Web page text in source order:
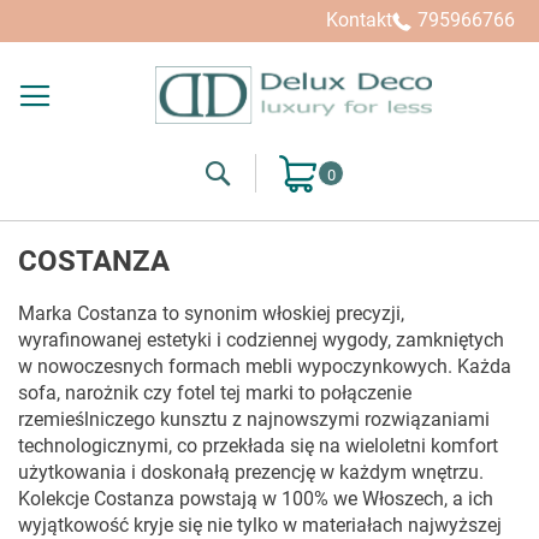
Kontakt 795966766
SearchMój koszyk
COSTANZA
Marka Costanza to synonim włoskiej precyzji,
wyrafinowanej estetyki i codziennej wygody, zamkniętych
w nowoczesnych formach mebli wypoczynkowych. Każda
sofa, narożnik czy fotel tej marki to połączenie
rzemieślniczego kunsztu z najnowszymi rozwiązaniami
technologicznymi, co przekłada się na wieloletni komfort
użytkowania i doskonałą prezencję w każdym wnętrzu.
Kolekcje Costanza powstają w 100% we Włoszech, a ich
wyjątkowość kryje się nie tylko w materiałach najwyższej